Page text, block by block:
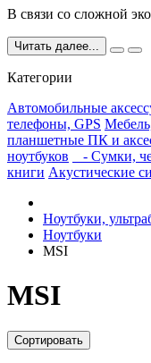
В связи со сложной
Читать далее...
Категории
Автомобильные
телефоны, GPS
планшетные ПК и
ноутбуков
- Сумки,
книги Акустические
Ноутбуки,
Ноутбуки
MSI
MSI
Сортировать